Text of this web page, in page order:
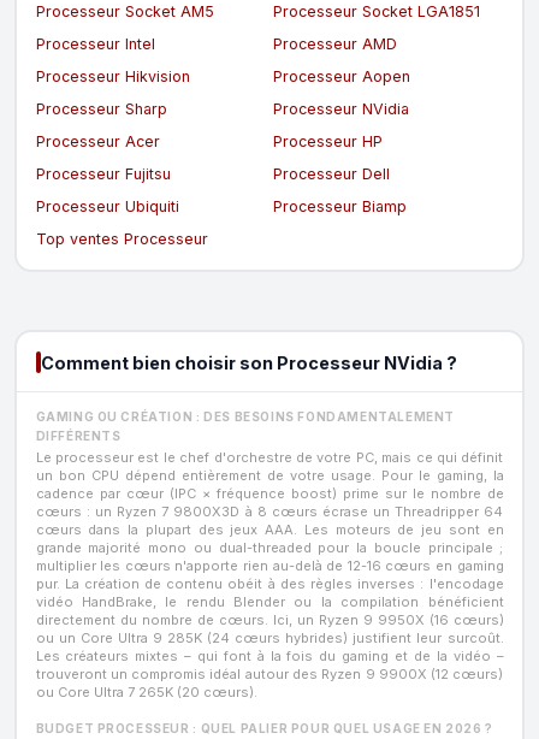
Processeur Socket AM5
Processeur Socket LGA1851
Processeur Intel
Processeur AMD
Processeur Hikvision
Processeur Aopen
Processeur Sharp
Processeur NVidia
Processeur Acer
Processeur HP
Processeur Fujitsu
Processeur Dell
Processeur Ubiquiti
Processeur Biamp
Top ventes Processeur
Comment bien choisir son Processeur NVidia ?
GAMING OU CRÉATION : DES BESOINS FONDAMENTALEMENT
DIFFÉRENTS
Le processeur est le chef d'orchestre de votre PC, mais ce qui définit
un bon CPU dépend entièrement de votre usage. Pour le gaming, la
cadence par cœur (IPC × fréquence boost) prime sur le nombre de
cœurs : un Ryzen 7 9800X3D à 8 cœurs écrase un Threadripper 64
cœurs dans la plupart des jeux AAA. Les moteurs de jeu sont en
grande majorité mono ou dual-threaded pour la boucle principale ;
multiplier les cœurs n'apporte rien au-delà de 12-16 cœurs en gaming
pur. La création de contenu obéit à des règles inverses : l'encodage
vidéo HandBrake, le rendu Blender ou la compilation bénéficient
directement du nombre de cœurs. Ici, un Ryzen 9 9950X (16 cœurs)
ou un Core Ultra 9 285K (24 cœurs hybrides) justifient leur surcoût.
Les créateurs mixtes – qui font à la fois du gaming et de la vidéo –
trouveront un compromis idéal autour des Ryzen 9 9900X (12 cœurs)
ou Core Ultra 7 265K (20 cœurs).
BUDGET PROCESSEUR : QUEL PALIER POUR QUEL USAGE EN 2026 ?